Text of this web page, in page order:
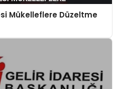
Mükelleflere Düzeltme